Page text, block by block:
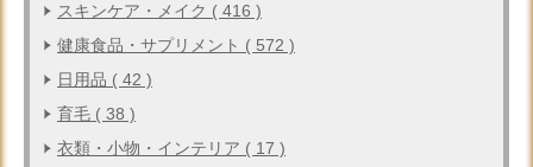
スキンケア・メイク ( 416 )
健康食品・サプリメント ( 572 )
日用品 ( 42 )
育毛 ( 38 )
衣類・小物・インテリア ( 17 )